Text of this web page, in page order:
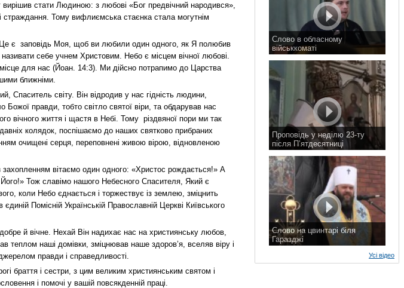
стати Людиною: з любові «Бог предвічний народився»,
Тому вифлиємська стаєнка стала могутнім
є заповідь Моя, щоб ви любили один одного, як Я полюбив
себе учнем Христовим. Небо є місцем вічної любові.
для нас (Йоан. 14:3). Ми дійсно потрапимо до Царства
ближніми.
світу. Він відродив у нас гідність людини,
правди, тобто світло святої віри, та обдарував нас
вічного життя і щастя в Небі. Тому різдвяної пори ми так
колядок, поспішаємо до наших святково прибраних
очищені серця, переповнені живою вірою, відновленою
вітаємо один одного: «Христос рождається!» А
Тож славімо нашого Небесного Спасителя, Який є
коли Небо єднається і торжествує із землею, зміцнить
Помісній Українській Православній Церкві Київського
й вічне. Нехай Він надихає нас на християнську любов,
теплом наші домівки, зміцнював наше здоров’я, вселяв віру і
правди і справедливості.
браття і сестри, з цим великим християнським святом і
і помочі у вашій повсякденній праці.
Слово в обласному
військкоматі
Проповідь у неділю 23-ту
після П’ятдесятниці
Слово на цвинтарі біля
Гаразджі
Усі відео